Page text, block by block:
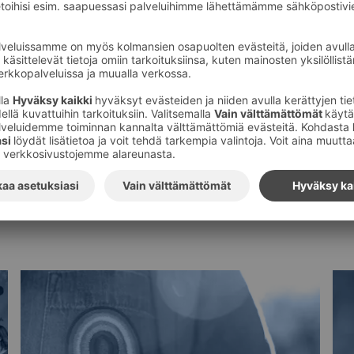
Tilaa S-ryhmän tiedotteet